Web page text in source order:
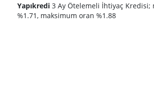
Yapıkredi 3 Ay Ötelemeli İhtiyaç
%1.71, maksimum oran %1.88